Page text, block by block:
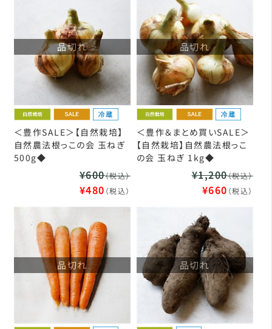
品切れ
＜豊作SALE＞【自然栽培】
自然農法根っこの会 玉ねぎ
500g◆
¥600（税込）
¥480 （税込）
品切れ
＜豊作＆まとめ買いSALE＞
【自然栽培】自然農法根っこ
の会 玉ねぎ 1kg◆
¥1,200（税込）
¥660 （税込）
品切れ 品切れ